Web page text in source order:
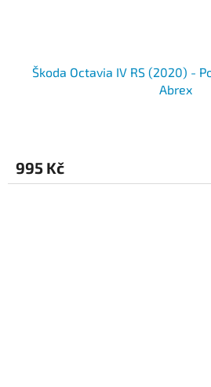
Škoda Octavia IV RS (2020) -
Abrex
995 Kč